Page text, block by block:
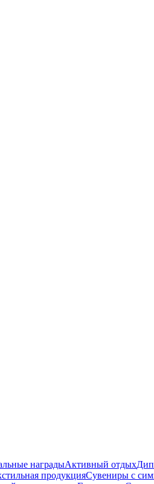
наградыАктивный отдых
продукцияСувениры с